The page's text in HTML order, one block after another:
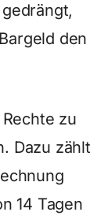
den
zu
Dazu zählt
14 Tagen